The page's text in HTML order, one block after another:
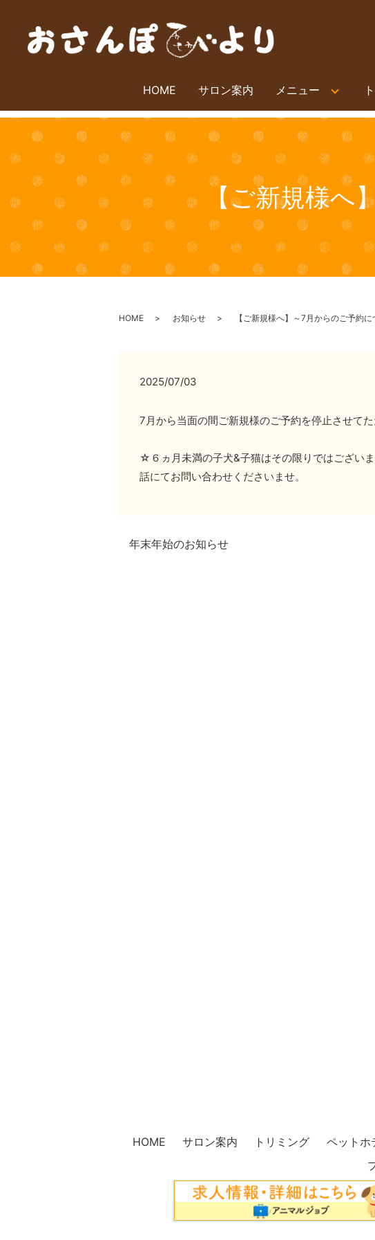
HOME サロン案内 メニュー
【ご新規様
HOME お知らせ 【ご新規様へ】～7月からのご予約に
2025/07/03
7月から当面の間ご新規様のご予約を停止させてた
☆６ヵ月未満の子犬&子猫はその限りではござい
話にてお問い合わせくださいませ。
年末年始のお知らせ
HOME サロン案内 トリミング ペットホ